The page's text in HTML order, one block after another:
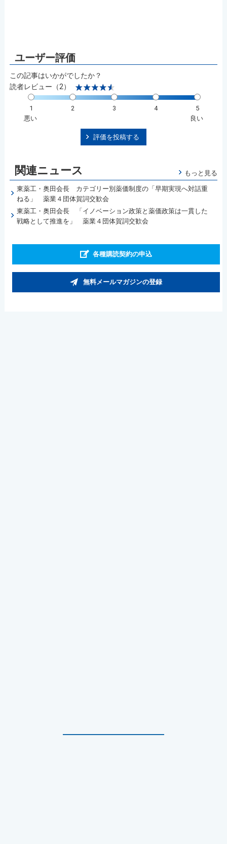
この記事はいかがでしたか？
読者レビュー（2）
1 2 3 4
5
悪い
良い
評価を投稿する
関連ニュース もっと見る
東薬工・奥田会長 カテゴリー別薬価制度の「早期実現へ対話重
ねる」 薬業４団体賀詞交歓会
東薬工・奥田会長 「イノベーション政策と薬価政策は一貫した
戦略として推進を」 薬業４団体賀詞交歓会
各種購読契約の申込
無料メールマガジンの登録